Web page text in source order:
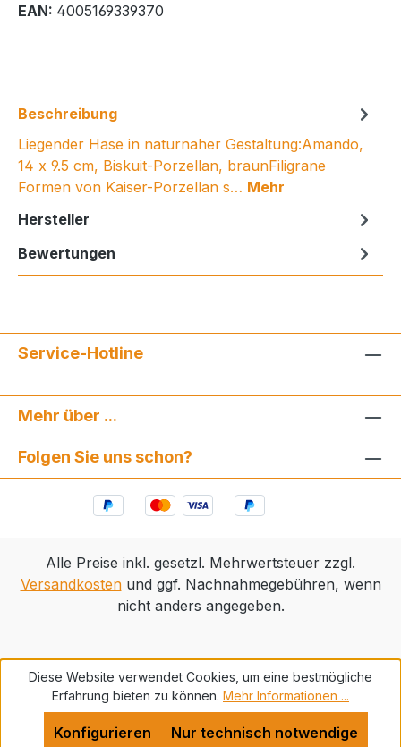
EAN: 4005169339370
Beschreibung
Liegender Hase in naturnaher Gestaltung:Amando,
14 x 9.5 cm, Biskuit-Porzellan, braunFiligrane
Formen von Kaiser-Porzellan s… Mehr
Hersteller
Bewertungen
Service-Hotline
Mehr über ...
Folgen Sie uns schon?
Alle Preise inkl. gesetzl. Mehrwertsteuer zzgl.
Versandkostenund ggf. Nachnahmegebühren, wenn
nicht anders angegeben.
Diese Website verwendet Cookies, um eine bestmögliche
Erfahrung bieten zu können. Mehr Informationen ...
Nur technisch notwendige
Konfigurieren